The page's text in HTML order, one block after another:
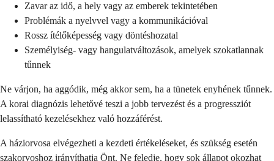
Zavar az idő, a hely vagy az emberek tekintetében
Problémák a nyelvvel vagy a kommunikációval
Rossz ítélőképesség vagy döntéshozatal
Személyiség- vagy hangulatváltozások, amelyek szokatlannak
tűnnek
Ne várjon, ha aggódik, még akkor sem, ha a tünetek enyhének tűnnek.
A korai diagnózis lehetővé teszi a jobb tervezést és a progressziót
lelassítható kezelésekhez való hozzáférést.
A háziorvosa elvégezheti a kezdeti értékeléseket, és szükség esetén
szakorvoshoz irányíthatja Önt. Ne feledje, hogy sok állapot okozhat